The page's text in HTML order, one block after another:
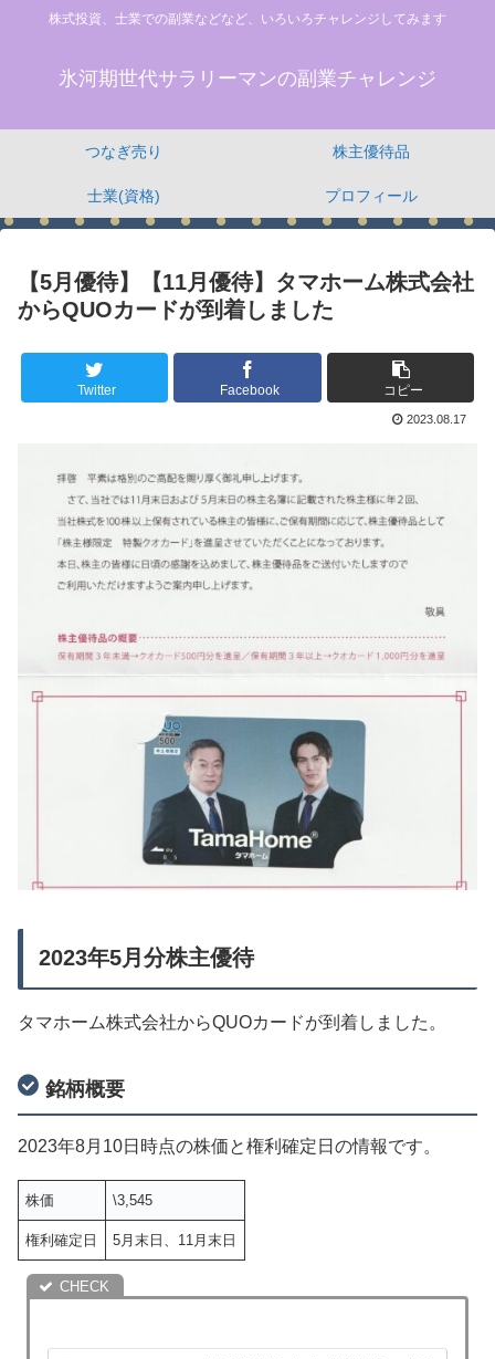
株式投資、士業での副業などなど、いろいろチャレンジしてみます
氷河期世代サラリーマンの副業チャレンジ
つなぎ売り 株主優待品
士業(資格) プロフィール
【5月優待】【11月優待】タマホーム株式会社
からQUOカードが到着しました
Twitter Facebook コピー
2023.08.17
2023年5月分株主優待
タマホーム株式会社からQUOカードが到着しました。
銘柄概要
2023年8月10日時点の株価と権利確定日の情報です。
株価 \3,545
権利確定日 5月末日、11月末日